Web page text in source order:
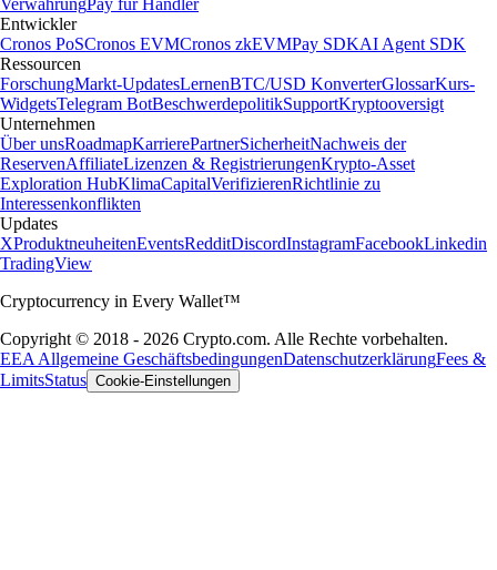
VerwahrungPay für Händler
Entwickler
Cronos PoSCronos EVMCronos zkEVMPay SDKAI Agent SDK
Ressourcen
ForschungMarkt-UpdatesLernenBTC/USD KonverterGlossarKurs-
WidgetsTelegram BotBeschwerdepolitikSupportKryptooversigt
Unternehmen
Über unsRoadmapKarrierePartnerSicherheitNachweis der
ReservenAffiliateLizenzen & RegistrierungenKrypto-Asset
Exploration HubKlimaCapitalVerifizierenRichtlinie zu
Interessenkonflikten
Updates
XProduktneuheitenEventsRedditDiscordInstagramFacebookLinkedin
TradingView
Cryptocurrency in Every Wallet™
Copyright © 2018 - 2026 Crypto.com. Alle Rechte vorbehalten.
EEA Allgemeine GeschäftsbedingungenDatenschutzerklärungFees &
LimitsStatus Cookie-Einstellungen